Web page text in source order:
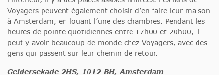
Voyagers peuvent également choisir d’en faire leur maison
à Amsterdam, en louant l’une des chambres. Pendant les
heures de pointe quotidiennes entre 17h00 et 20h00, il
peut y avoir beaucoup de monde chez Voyagers, avec des
gens qui passent sur leur chemin de retour.
Geldersekade 2HS, 1012 BH, Amsterdam